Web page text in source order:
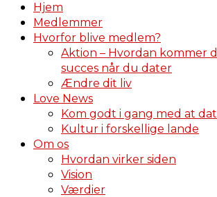
Hjem
Medlemmer
Hvorfor blive medlem?
Aktion – Hvordan kommer
succes når du dater
Ændre dit liv
Love News
Kom godt i gang med at
Kultur i forskellige lande
Om os
Hvordan virker siden
Vision
Værdier